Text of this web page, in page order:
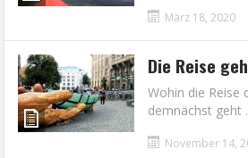
März 18, 2020
Die Reise
Wohin die Reise
demnächst geht
November 14,